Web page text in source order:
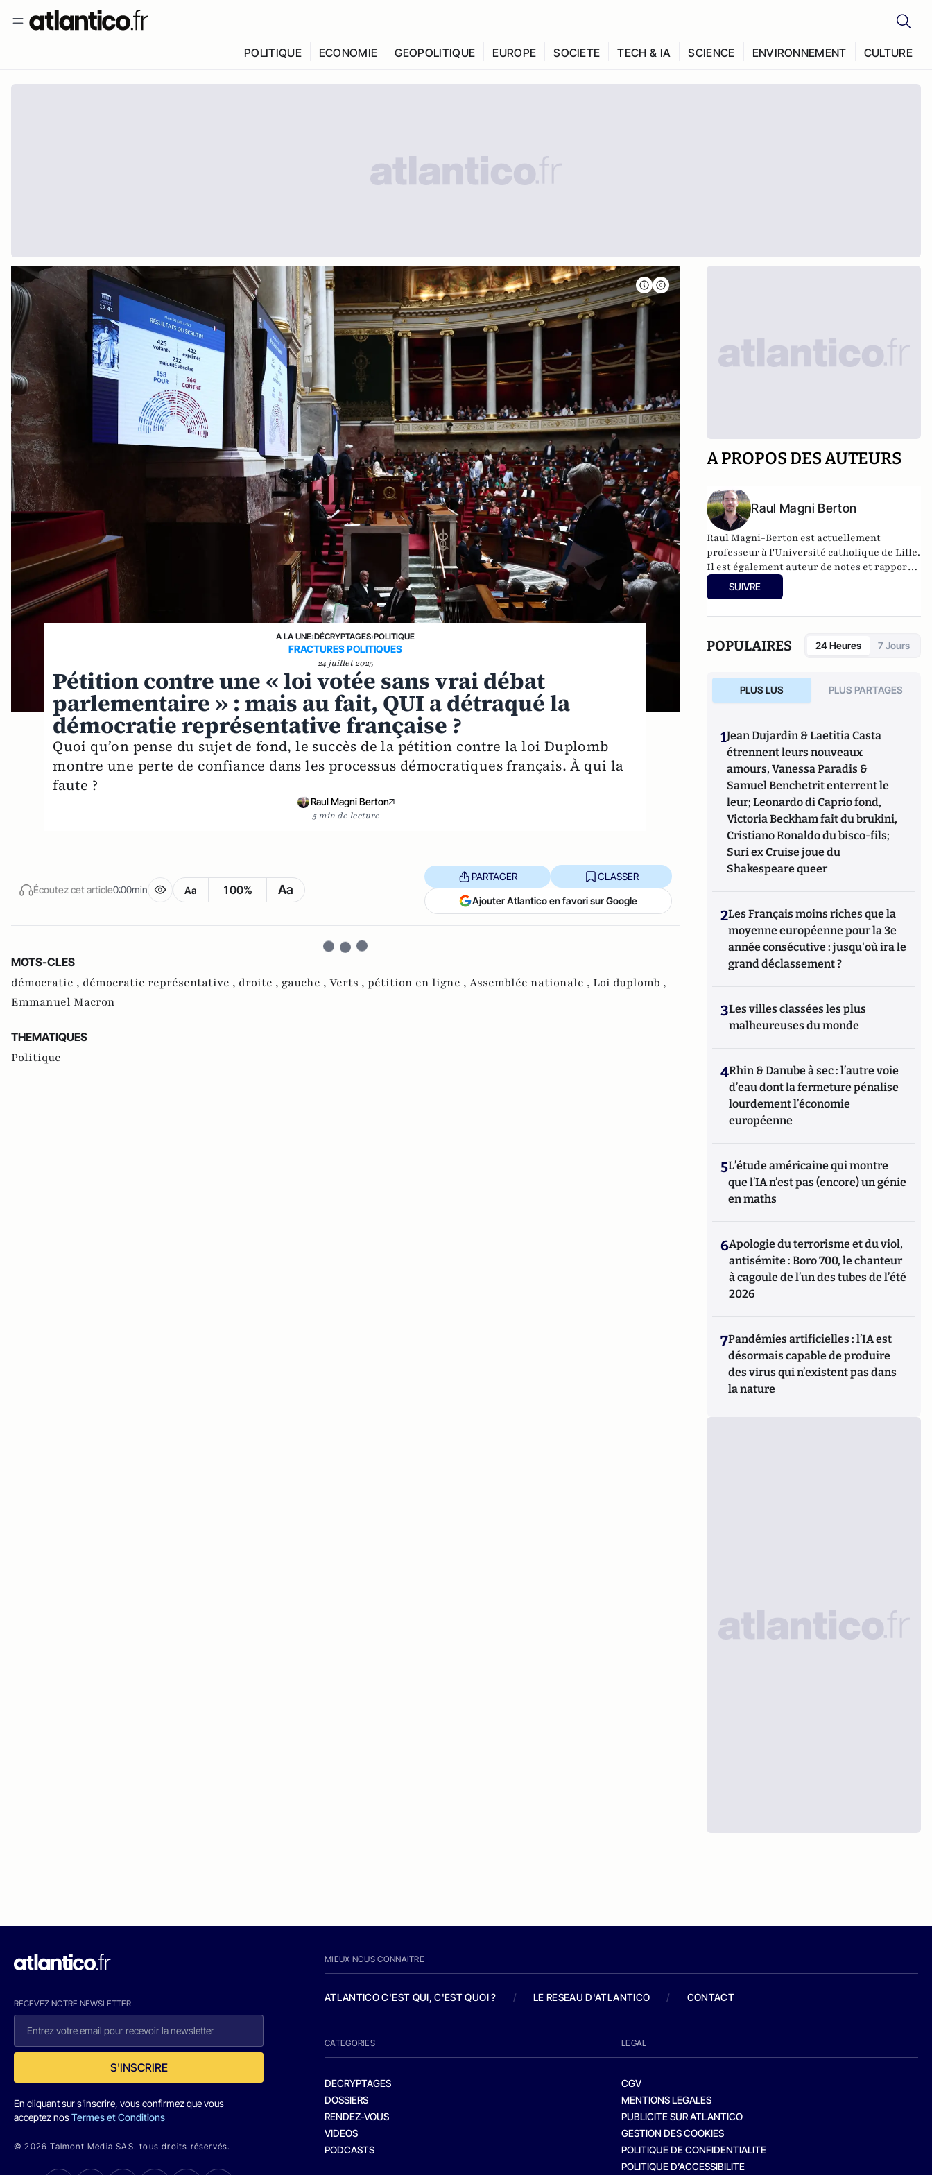
POLITIQUE ECONOMIE GEOPOLITIQUE EUROPE SOCIETE TECH & IA SCIENCE ENVIRONNEMENT CULTURE
A LA UNE›DÉCRYPTAGES›POLITIQUE
FRACTURES POLITIQUES
24 juillet 2025
Pétition contre une « loi votée sans vrai débat
parlementaire » : mais au fait, QUI a détraqué la
démocratie représentative française ?
Quoi qu’on pense du sujet de fond, le succès de la pétition contre la loi Duplomb
montre une perte de confiance dans les processus démocratiques français. À qui la
faute ?
Raul Magni Berton
5 min de lecture
Écoutez cet article0:00min Aa 100% Aa
PARTAGER CLASSER
Ajouter Atlantico en favori sur Google
MOTS-CLES
démocratie , démocratie représentative , droite , gauche , Verts , pétition en ligne , Assemblée nationale , Loi duplomb ,
Emmanuel Macron
THEMATIQUES
Politique
A PROPOS DES AUTEURS
Raul Magni Berton
Raul Magni-Berton est actuellement
professeur à l'Université catholique de Lille.
Il est également auteur de notes et rapports
pour le think-tank GénérationLibre.
SUIVRE
POPULAIRES 24 Heures 7 Jours
PLUS LUS PLUS PARTAGES
1Jean Dujardin & Laetitia Casta
étrennent leurs nouveaux
amours, Vanessa Paradis &
Samuel Benchetrit enterrent le
leur; Leonardo di Caprio fond,
Victoria Beckham fait du brukini,
Cristiano Ronaldo du bisco-fils;
Suri ex Cruise joue du
Shakespeare queer
2Les Français moins riches que la
moyenne européenne pour la 3e
année consécutive : jusqu'où ira le
grand déclassement ?
3Les villes classées les plus
malheureuses du monde
4Rhin & Danube à sec : l’autre voie
d’eau dont la fermeture pénalise
lourdement l’économie
européenne
5L’étude américaine qui montre
que l’IA n’est pas (encore) un génie
en maths
6Apologie du terrorisme et du viol,
antisémite : Boro 700, le chanteur
à cagoule de l’un des tubes de l’été
2026
7Pandémies artificielles : l’IA est
désormais capable de produire
des virus qui n’existent pas dans
la nature
RECEVEZ NOTRE NEWSLETTER
S'INSCRIRE
En cliquant sur s'inscrire, vous confirmez que vous
acceptez nosTermes et Conditions
© 2026 Talmont Media SAS. tous droits réservés.
MIEUX NOUS CONNAITRE
ATLANTICO C'EST QUI, C'EST QUOI ? / LE RESEAU D'ATLANTICO / CONTACT
CATEGORIES
DECRYPTAGES
DOSSIERS
RENDEZ-VOUS
VIDEOS
PODCASTS
LEGAL
CGV
MENTIONS LEGALES
PUBLICITE SUR ATLANTICO
GESTION DES COOKIES
POLITIQUE DE CONFIDENTIALITE
POLITIQUE D’ACCESSIBILITE